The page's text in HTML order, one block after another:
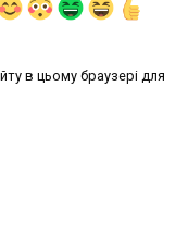
в цьому браузері для